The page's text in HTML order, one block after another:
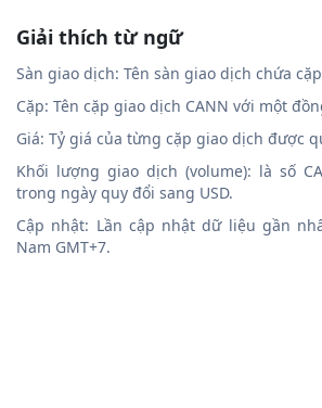
Giải thích từ ngữ
Sàn giao dịch: Tên sàn giao dịch chứa
Cặp: Tên cặp giao dịch CANN với một
Giá: Tỷ giá của từng cặp giao dịch được
Khối lượng giao dịch (volume): là số
trong ngày quy đổi sang USD.
Cập nhật: Lần cập nhật dữ liệu gần
Nam GMT+7.